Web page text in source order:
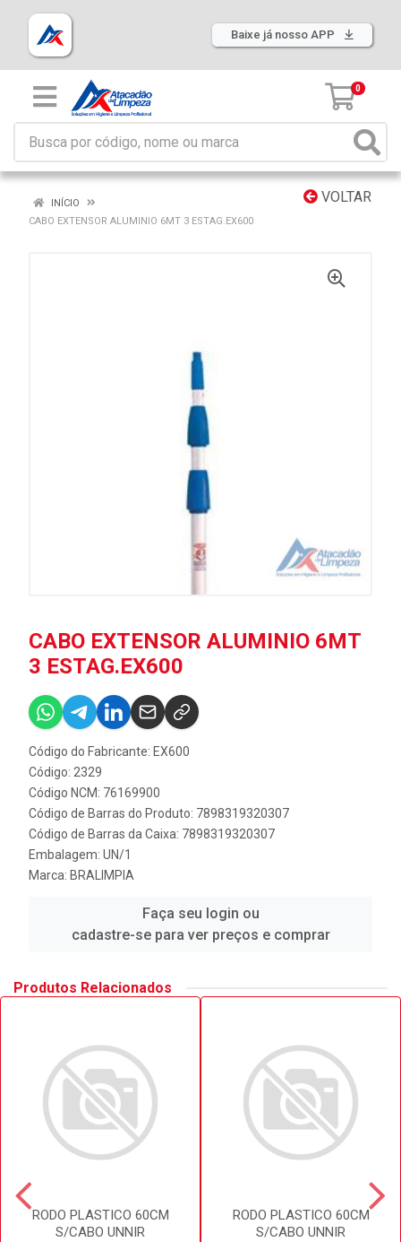
Baixe já nosso APP
0
VOLTAR
INÍCIO
CABO EXTENSOR ALUMINIO 6MT 3 ESTAG.EX600
CABO EXTENSOR ALUMINIO 6MT
3 ESTAG.EX600
Código do Fabricante: EX600
Código: 2329
Código NCM: 76169900
Código de Barras do Produto: 7898319320307
Código de Barras da Caixa: 7898319320307
Embalagem: UN/1
Marca: BRALIMPIA
Faça seu login ou
cadastre-se para ver preços e comprar
Produtos Relacionados
RODO PLASTICO 60CM
S/CABO UNNIR
RODO PLASTICO 60CM
S/CABO UNNIR